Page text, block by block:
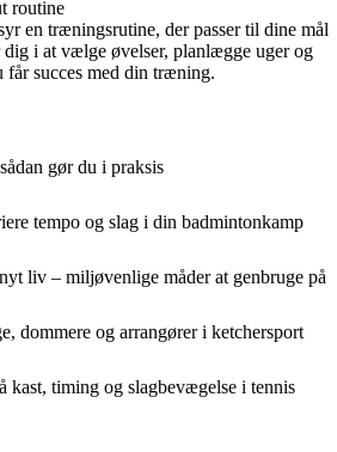
routine
en træningsrutine, der passer til dine mål
i at vælge øvelser, planlægge uger og
får succes med din træning.
gør du i praksis
tempo og slag i din badmintonkamp
liv – miljøvenlige måder at genbruge på
dommere og arrangører i ketchersport
kast, timing og slagbevægelse i tennis